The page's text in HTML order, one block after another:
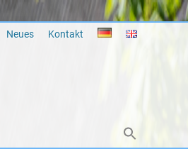
Neues Kontakt